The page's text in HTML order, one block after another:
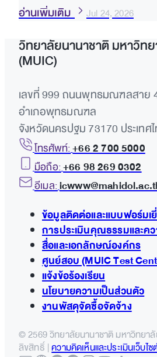
อ่านเพิ่มเติม Jul 24, 2026
วิทยาลัยนานาชาติ มหาวิท
(MUIC)
เลขที่ 999 ถนนพุทธมณฑลสาย
อำเภอพุทธมณฑล
จังหวัดนครปฐม 73170 ประเทศ
โทรศัพท์:+66 2 700 5000
มือถือ:+66 98 269 0302
อีเมล:
ข้อมูลติดต่อและแบบฟอร์มเ
การประเมินคุณธรรมและคว
สื่อและเอกลักษณ์องค์กร
ศูนย์สอบ (MUIC Test
แจ้งข้อร้องเรียน
นโยบายความเป็นส่วนตัว
งานพัสดุจัดซื้อจัดจ้าง
© 2569 วิทยาลัยนานาชาติ มหาวิทยา
ลิขสิทธิ์ |ความคิดเห็นและประเมินเว็บไซ